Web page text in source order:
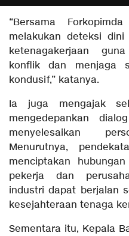
“Bersama
melakukan deteksi
ketenagakerjaan
konflik dan menjaga
kondusif,” katanya.
Ia juga mengajak
mengedepankan
menyelesaikan
Menurutnya,
menciptakan
pekerja dan
industri dapat berjalan
kesejahteraan tenaga
Sementara itu, Kepala